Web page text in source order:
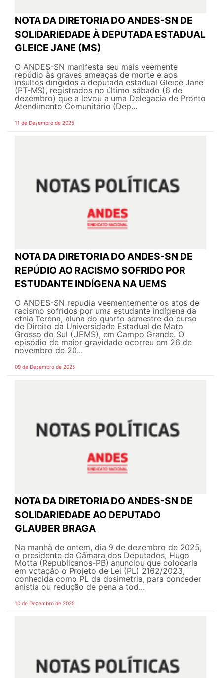
NOTA DA DIRETORIA DO ANDES-SN DE
SOLIDARIEDADE À DEPUTADA ESTADUAL
GLEICE JANE (MS)
O ANDES-SN manifesta seu mais veemente
repúdio às graves ameaças de morte e aos
insultos dirigidos à deputada estadual Gleice Jane
(PT-MS), registrados no último sábado (6 de
dezembro) que a levou a uma Delegacia de Pronto
Atendimento Comunitário (Dep...
11 de Dezembro de 2025
NOTA DA DIRETORIA DO ANDES-SN DE
REPÚDIO AO RACISMO SOFRIDO POR
ESTUDANTE INDÍGENA NA UEMS
O ANDES-SN repudia veementemente os atos de
racismo sofridos por uma estudante indígena da
etnia Terena, aluna do quarto semestre do curso
de Direito da Universidade Estadual de Mato
Grosso do Sul (UEMS), em Campo Grande. O
episódio de maior gravidade ocorreu em 26 de
novembro de 20...
09 de Dezembro de 2025
NOTA DA DIRETORIA DO ANDES-SN DE
SOLIDARIEDADE AO DEPUTADO
GLAUBER BRAGA
Na manhã de ontem, dia 9 de dezembro de 2025,
o presidente da Câmara dos Deputados, Hugo
Motta (Republicanos-PB) anunciou que colocaria
em votação o Projeto de Lei (PL) 2162/2023,
conhecida como PL da dosimetria, para conceder
anistia ou redução de pena a tod...
10 de Dezembro de 2025